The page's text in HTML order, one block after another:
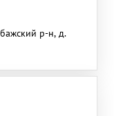
р-н, д.